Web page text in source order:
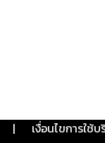
| เงื่อนไขการใช้บ